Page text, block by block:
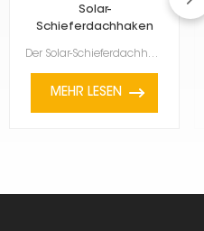
Solar-
Schieferdachhaken
Der Solar-Schieferdachhaken ist eine spezielle Halterung zur Montage von Solarmodulen auf Schieferdä...
MEHR LESEN